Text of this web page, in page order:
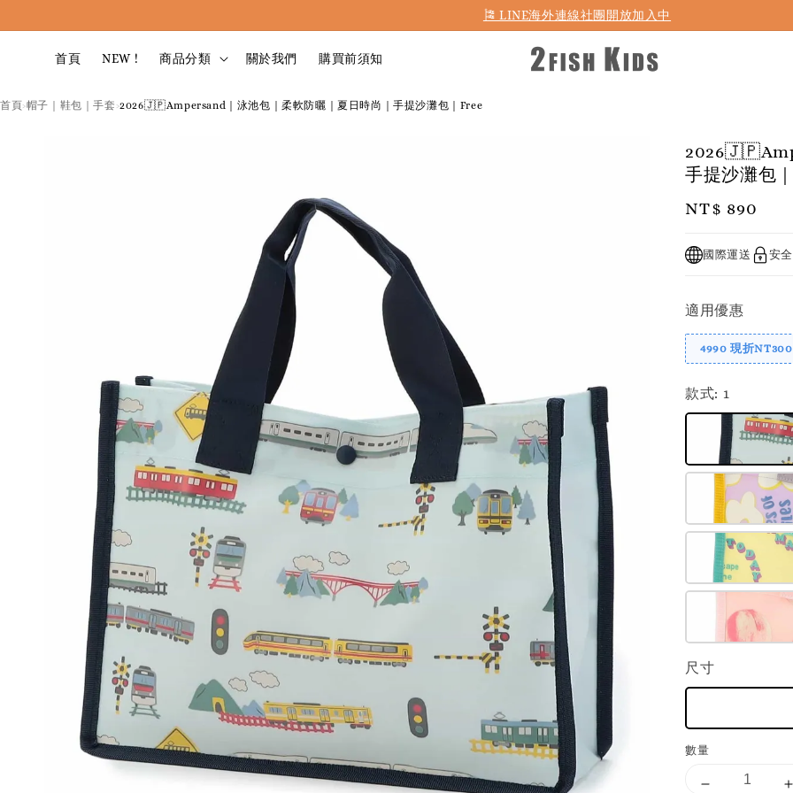
🎏 LINE海外連線社團開放加入中
首頁 NEW ! 商品分類 關於我們 購買前須知
首頁›帽子｜鞋包｜手套 ›2026🇯🇵Ampersand｜泳池包｜柔軟防曬｜夏日時尚｜手提沙灘包｜Free
手提沙灘包
Regular
NT$ 890
國際運送 安
適用優惠
4990 現折NT300
款式: 1
尺寸
數量